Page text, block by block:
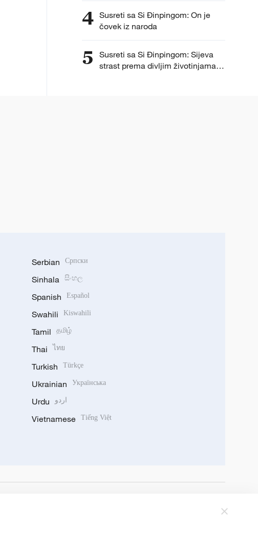
4 Susreti sa Si Đinpingom: On je
čovek iz naroda
5
Susreti sa Si Đinpingom: Sijeva
strast prema divljim životinjama i
Serbian Српски
Sinhala සිංහල
Spanish Español
Swahili Kiswahili
Tamil தமிழ்
Thai ไทย
Turkish Türkçe
Ukrainian Українська
Urdu اردو
Vietnamese Tiếng Việt